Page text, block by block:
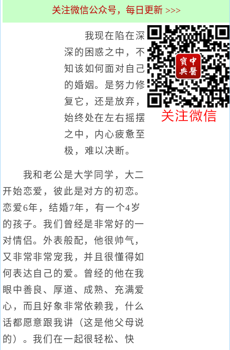
关注微信公众号，每日更新 >>>
我现在陷在深
深的困惑之中，不
知该如何面对自己
的婚姻。是努力修
复它，还是放弃，
始终处在左右摇摆
之中，内心疲惫至
极，难以决断。
我和老公是大学同学，大二
开始恋爱，彼此是对方的初恋。
恋爱6年，结婚7年，有一个4岁
的孩子。我们曾经是非常好的一
对情侣。外表般配，他很帅气，
又非常非常宠我，并且很懂得如
何表达自己的爱。曾经的他在我
眼中善良、厚道、成熟、充满爱
心，而且好象非常依赖我，什么
话都愿意跟我讲（这是他父母说
的）。我们在一起很轻松、快